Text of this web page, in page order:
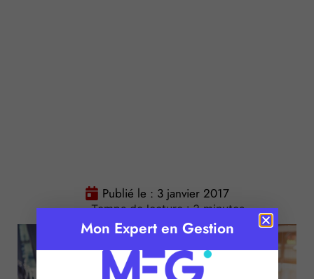
Publié le : 3 janvier 2017
Temps de lecture : 3 minutes
Mon Expert en Gestion